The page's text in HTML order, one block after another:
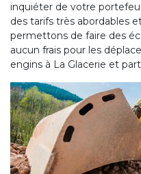
inquiéter de votre
des tarifs très abordables
permettons de faire des
aucun frais pour les
engins à La Glacerie et